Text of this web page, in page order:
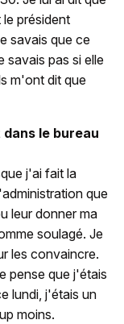
président
savais que ce
savais pas si elle
m'ont dit que
le bureau
j'ai fait la
que
leur donner ma
soulagé. Je
les convaincre.
pense que j'étais
lundi, j'étais un
moins.